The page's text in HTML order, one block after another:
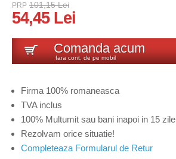
PRP 101,15 Lei
54,45 Lei
Comanda acum
fara cont, de pe mobil
Firma 100% romaneasca
TVA inclus
100% Multumit sau bani inapoi in 15 zile
Rezolvam orice situatie!
Completeaza Formularul de Retur